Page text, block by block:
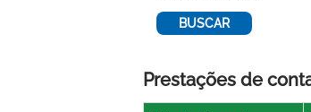
Prestações de